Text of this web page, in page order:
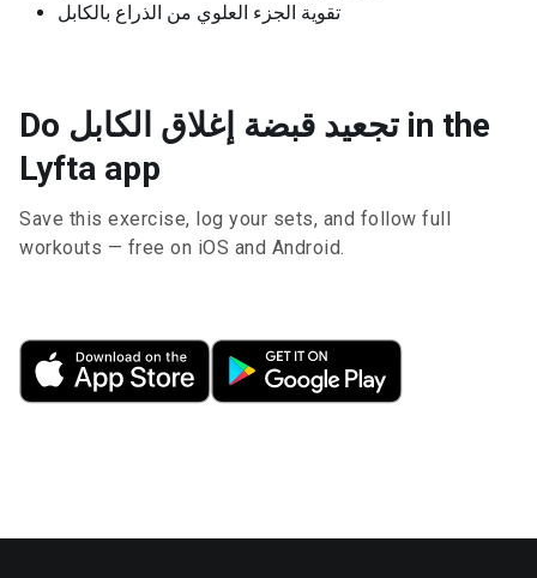
تقوية الجزء العلوي من الذراع بالكابل
Do تجعيد قبضة إغلاق الكابل in the
Lyfta app
Save this exercise, log your sets, and follow full
workouts — free on iOS and Android.